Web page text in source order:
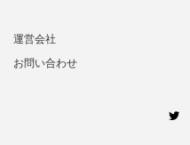
運営会社
お問い合わせ